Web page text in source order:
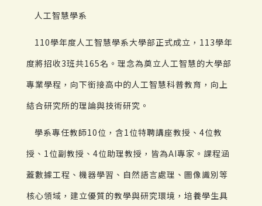
人工智慧學系
110學年度人工智慧學系大學部正式成立，113學年
度將招收3班共165名。理念為奠立人工智慧的大學部
專業學程，向下銜接高中的人工智慧科普教育，向上
結合研究所的理論與技術研究。
學系專任教師10位，含1位特聘講座教授、4位教
授、1位副教授、4位助理教授，皆為AI專家。課程涵
蓋數據工程、機器學習、自然語言處理、圖像識別等
核心領域，建立優質的教學與研究環境，培養學生具